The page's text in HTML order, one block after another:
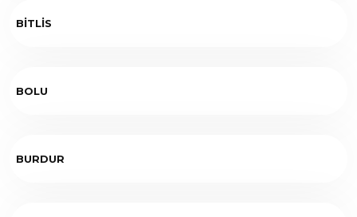
BİTLİS
BOLU
BURDUR